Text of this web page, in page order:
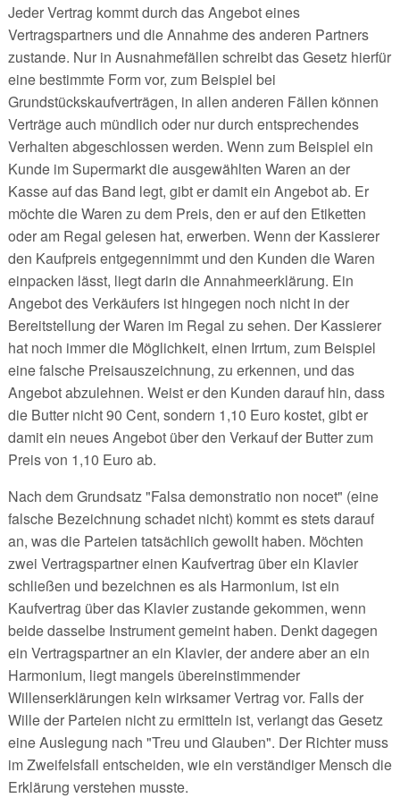
Jeder Vertrag kommt durch das Angebot eines
Vertragspartners und die Annahme des anderen Partners
zustande. Nur in Ausnahmefällen schreibt das Gesetz hierfür
eine bestimmte Form vor, zum Beispiel bei
Grundstückskaufverträgen, in allen anderen Fällen können
Verträge auch mündlich oder nur durch entsprechendes
Verhalten abgeschlossen werden. Wenn zum Beispiel ein
Kunde im Supermarkt die ausgewählten Waren an der
Kasse auf das Band legt, gibt er damit ein Angebot ab. Er
möchte die Waren zu dem Preis, den er auf den Etiketten
oder am Regal gelesen hat, erwerben. Wenn der Kassierer
den Kaufpreis entgegennimmt und den Kunden die Waren
einpacken lässt, liegt darin die Annahmeerklärung. Ein
Angebot des Verkäufers ist hingegen noch nicht in der
Bereitstellung der Waren im Regal zu sehen. Der Kassierer
hat noch immer die Möglichkeit, einen Irrtum, zum Beispiel
eine falsche Preisauszeichnung, zu erkennen, und das
Angebot abzulehnen. Weist er den Kunden darauf hin, dass
die Butter nicht 90 Cent, sondern 1,10 Euro kostet, gibt er
damit ein neues Angebot über den Verkauf der Butter zum
Preis von 1,10 Euro ab.
Nach dem Grundsatz "Falsa demonstratio non nocet" (eine
falsche Bezeichnung schadet nicht) kommt es stets darauf
an, was die Parteien tatsächlich gewollt haben. Möchten
zwei Vertragspartner einen Kaufvertrag über ein Klavier
schließen und bezeichnen es als Harmonium, ist ein
Kaufvertrag über das Klavier zustande gekommen, wenn
beide dasselbe Instrument gemeint haben. Denkt dagegen
ein Vertragspartner an ein Klavier, der andere aber an ein
Harmonium, liegt mangels übereinstimmender
Willenserklärungen kein wirksamer Vertrag vor. Falls der
Wille der Parteien nicht zu ermitteln ist, verlangt das Gesetz
eine Auslegung nach "Treu und Glauben". Der Richter muss
im Zweifelsfall entscheiden, wie ein verständiger Mensch die
Erklärung verstehen musste.